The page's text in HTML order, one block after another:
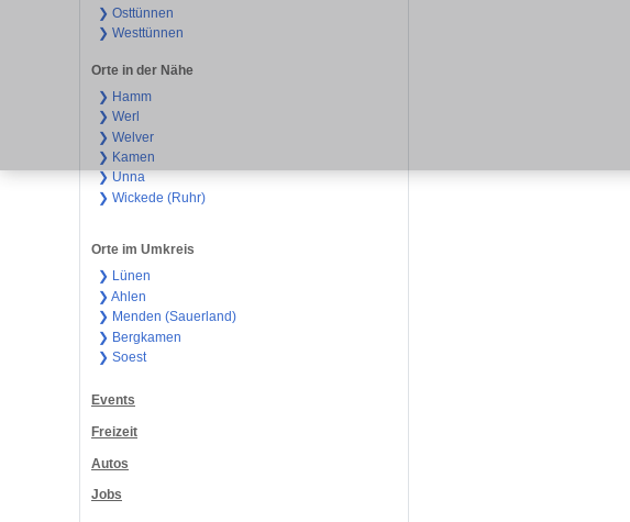
❯ Osttünnen
❯ Westtünnen
Orte in der Nähe
❯ Hamm
❯ Werl
❯ Welver
❯ Kamen
❯ Unna
❯ Wickede (Ruhr)
Orte im Umkreis
❯ Lünen
❯ Ahlen
❯ Menden (Sauerland)
❯ Bergkamen
❯ Soest
Events
Freizeit
Autos
Jobs